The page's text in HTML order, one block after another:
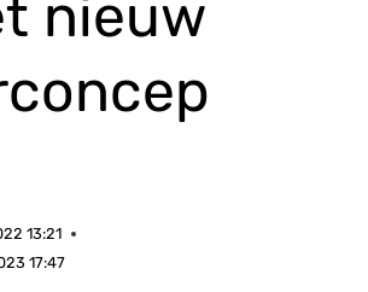
nieuw
13:21
17:47